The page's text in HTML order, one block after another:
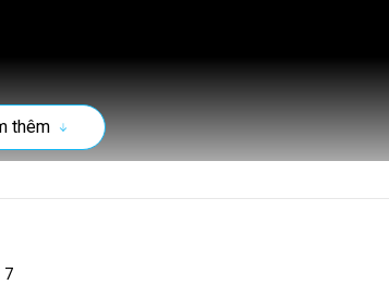
thêm
7